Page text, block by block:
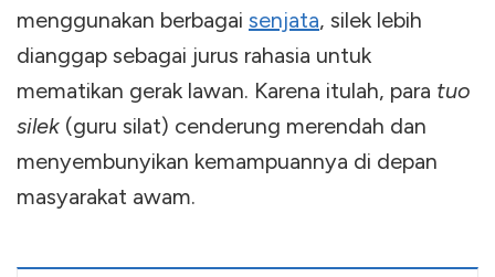
menggunakan berbagai senjata, silek lebih
dianggap sebagai jurus rahasia untuk
mematikan gerak lawan. Karena itulah, para tuo
silek (guru silat) cenderung merendah dan
menyembunyikan kemampuannya di depan
masyarakat awam.